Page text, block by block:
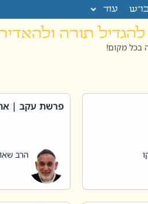
עוד
להגדיל תורה
בכל מקום!
פרשת עקב |
הרב